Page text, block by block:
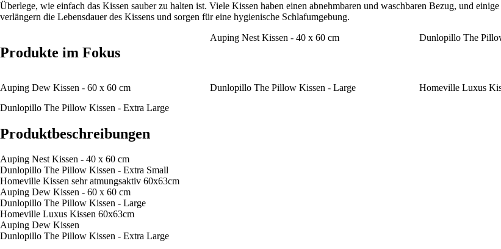
Überlege, wie einfach das Kissen sauber zu halten ist. Viele Kissen haben einen abnehmbaren und waschbaren Bezug, und
verlängern die Lebensdauer des Kissens und sorgen für eine hygienische Schlafumgebung.
Produkte im Fokus
Auping Nest Kissen - 40 x 60 cm Dunlopillo The
Auping Dew Kissen - 60 x 60 cm Dunlopillo The Pillow Kissen - Large Homeville Luxus
Dunlopillo The Pillow Kissen - Extra Large
Produktbeschreibungen
Auping Nest Kissen - 40 x 60 cm
Dunlopillo The Pillow Kissen - Extra Small
Homeville Kissen sehr atmungsaktiv 60x63cm
Auping Dew Kissen - 60 x 60 cm
Dunlopillo The Pillow Kissen - Large
Homeville Luxus Kissen 60x63cm
Auping Dew Kissen
Dunlopillo The Pillow Kissen - Extra Large